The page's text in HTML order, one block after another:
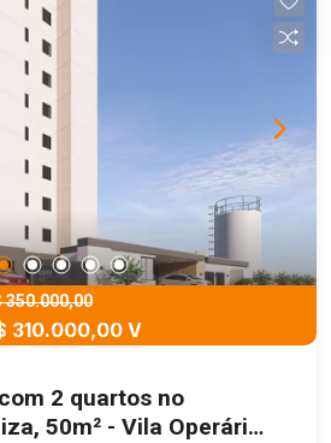
a dia sem abrir mão da paz
familiar, seguro e
para quem deseja viver
Excelente
ou investir! Entre em
visita. Seu novo lar pode
350.000,00
310.000,00 V
2 quartos no
50m² - Vila Operária,